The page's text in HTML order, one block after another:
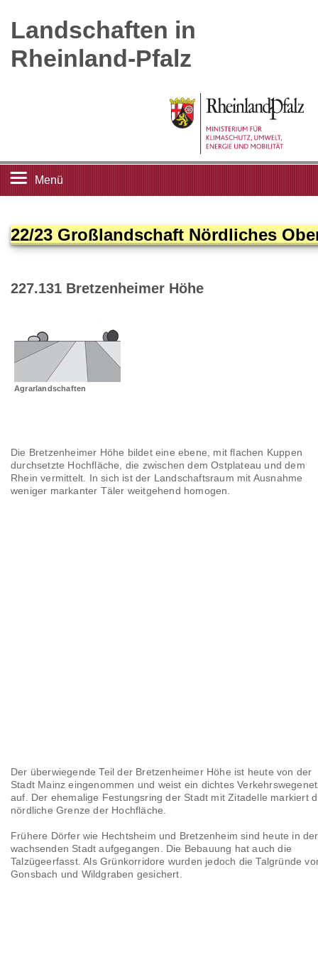
Landschaften in
Rheinland-Pfalz
Menü
Landschaftsleitbilder
Großlandschaften
Glossar
22/23 Großlandschaft Nördliches
227.131 Bretzenheimer Höhe
Agrarlandschaften
Die Bretzenheimer Höhe bildet eine ebene, mit flachen Kuppen
durchsetzte Hochfläche, die zwischen dem Ostplateau und dem
Rhein vermittelt. In sich ist der Landschaftsraum mit Ausnahme
weniger markanter Täler weitgehend homogen.
Der überwiegende Teil der Bretzenheimer Höhe ist heute von der
Stadt Mainz eingenommen und weist ein dichtes
auf. Der ehemalige Festungsring der Stadt mit Zitadelle markiert
nördliche Grenze der Hochfläche.
Frühere Dörfer wie Hechtsheim und Bretzenheim sind heute in der
wachsenden Stadt aufgegangen. Die Bebauung hat auch die
Talzügeerfasst. Als Grünkorridore wurden jedoch die Talgründe
Gonsbach und Wildgraben gesichert.